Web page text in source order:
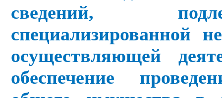
сведений,
специализированной
осуществляющей
обеспечение